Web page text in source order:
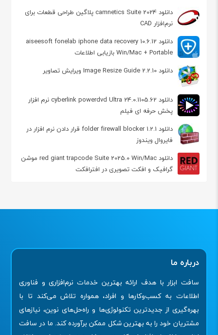
دانلود camnetics Suite 2024 پلاگین طراحی قطعات برای
نرم‌افزار CAD
دانلود aiseesoft fonelab iphone data recovery 10.6.12
Win/Mac + Portable بازیابی اطلاعات
دانلود Image Resize Guide 2.2.10 ویرایش تصاویر
دانلود cyberlink powerdvd Ultra 24.0.1105.62 نرم افزار
پخش حرفه ای فیلم
دانلود folder firewall blocker 1.2.1 قرار دادن نرم افزار در
فایروال ویندوز
دانلود red giant trapcode Suite 2025.0 Win/Mac موشن
گرافیک و افکت تصویری در افترافکت
درباره ما
سافت ابزار با هدف ارائه بهترین خدمات نرم‌افزاری و فناوری
اطلاعات به کسب‌وکارها و افراد، همواره تلاش می‌کند تا با
بهره‌گیری از جدیدترین تکنولوژی‌ها و راه‌حل‌های نوین، نیازهای
مشتریان خود را به بهترین شکل ممکن برآورده کند. ما در سافت